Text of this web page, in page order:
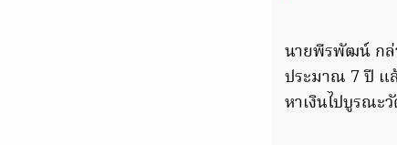
นายพีรพัฒน์ กล่
ประมาณ 7 ปี แ
หาเงินไปบูรณะ